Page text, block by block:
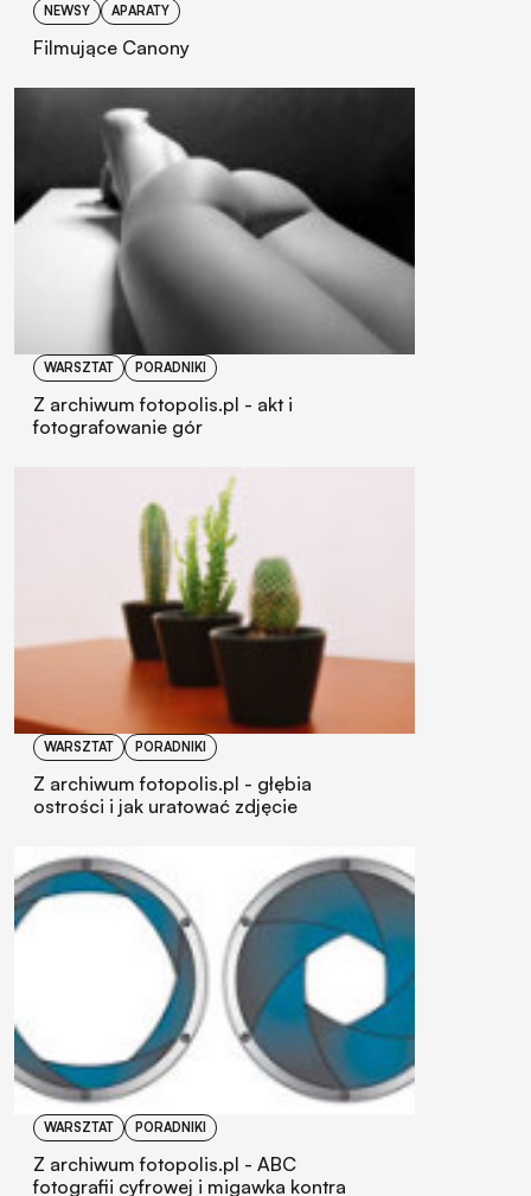
NEWSY APARATY
Filmujące Canony
WARSZTAT PORADNIKI
Z archiwum fotopolis.pl - akt i
fotografowanie gór
WARSZTAT PORADNIKI
Z archiwum fotopolis.pl - głębia
ostrości i jak uratować zdjęcie
WARSZTAT PORADNIKI
Z archiwum fotopolis.pl - ABC
fotografii cyfrowej i migawka kontra